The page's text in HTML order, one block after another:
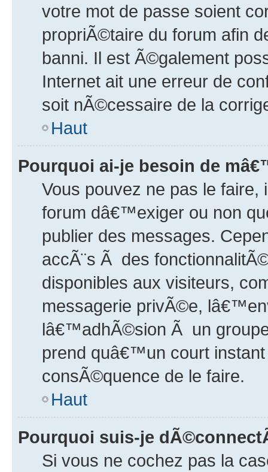
votre mot de passe soient
propriÃ©taire du forum afin
banni. Il est Ã©galement
Internet ait une erreur de
soit nÃ©cessaire de la
Haut
Pourquoi ai-je besoin de
Vous pouvez ne pas le
forum dâ€™exiger ou non
publier des messages.
accÃ¨s Ã des
disponibles aux visiteurs,
messagerie privÃ©e,
lâ€™adhÃ©sion Ã un
prend quâ€™un court
consÃ©quence de le faire.
Haut
Pourquoi suis-je
Si vous ne cochez pas la